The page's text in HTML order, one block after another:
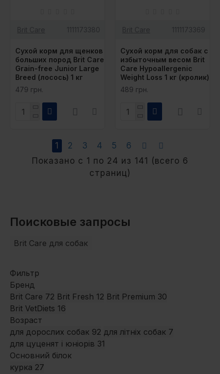
Brit Care 1111173380
Сухой корм для щенков
больших пород Brit Care
Grain-free Junior Large
Breed (лосось) 1 кг
479 грн.
Brit Care 1111173369
Сухой корм для собак с
избыточным весом Brit
Care Hypoallergenic
Weight Loss 1 кг (кролик)
489 грн.
1 2 3 4 5
6
Показано с 1 по 24 из 141 (всего 6
страниц)
Поисковые запросы
Brit Care для собак
Фильтр
Бренд
Brit Care 72 Brit Fresh 12 Brit Premium 30
Brit VetDiets 16
Возраст
для дорослих собак 92 для літніх собак 7
для цуценят і юніорів 31
Основний білок
курка 27